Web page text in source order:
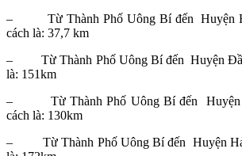
– Từ Thành Phố Uông Bí đến Huyện
cách là: 37,7 km
– Từ Thành Phố Uông Bí đến Huyện
là: 151km
– Từ Thành Phố Uông Bí đến Huyện
cách là: 130km
– Từ Thành Phố Uông Bí đến Huyện Hải